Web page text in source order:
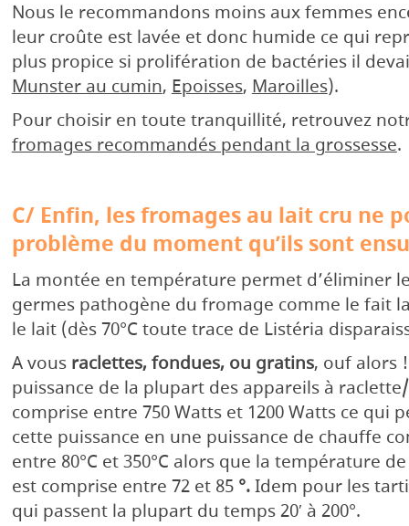
Nous le recommandons moins aux femmes
leur croûte est lavée et donc humide ce qui
plus propice si prolifération de bactéries il
Munster au cumin,Epoisses,Maroilles).
Pour choisir en toute tranquillité, retrouvez
fromages recommandés pendant la grossesse.
C/ Enfin, les fromages au lait cru ne
problème du moment qu’ils sont
La montée en température permet d’éliminer
germes pathogène du fromage comme le fait
le lait (dès 70°C toute trace de Listéria
A vous raclettes, fondues, ou gratins, ouf alors
puissance de la plupart des appareils à
comprise entre 750 Watts et 1200 Watts ce qui
cette puissance en une puissance de chauffe
entre 80°C et 350°C alors que la température
est comprise entre 72 et 85°.Idem pour les
qui passent la plupart du temps 20′ à 200°.